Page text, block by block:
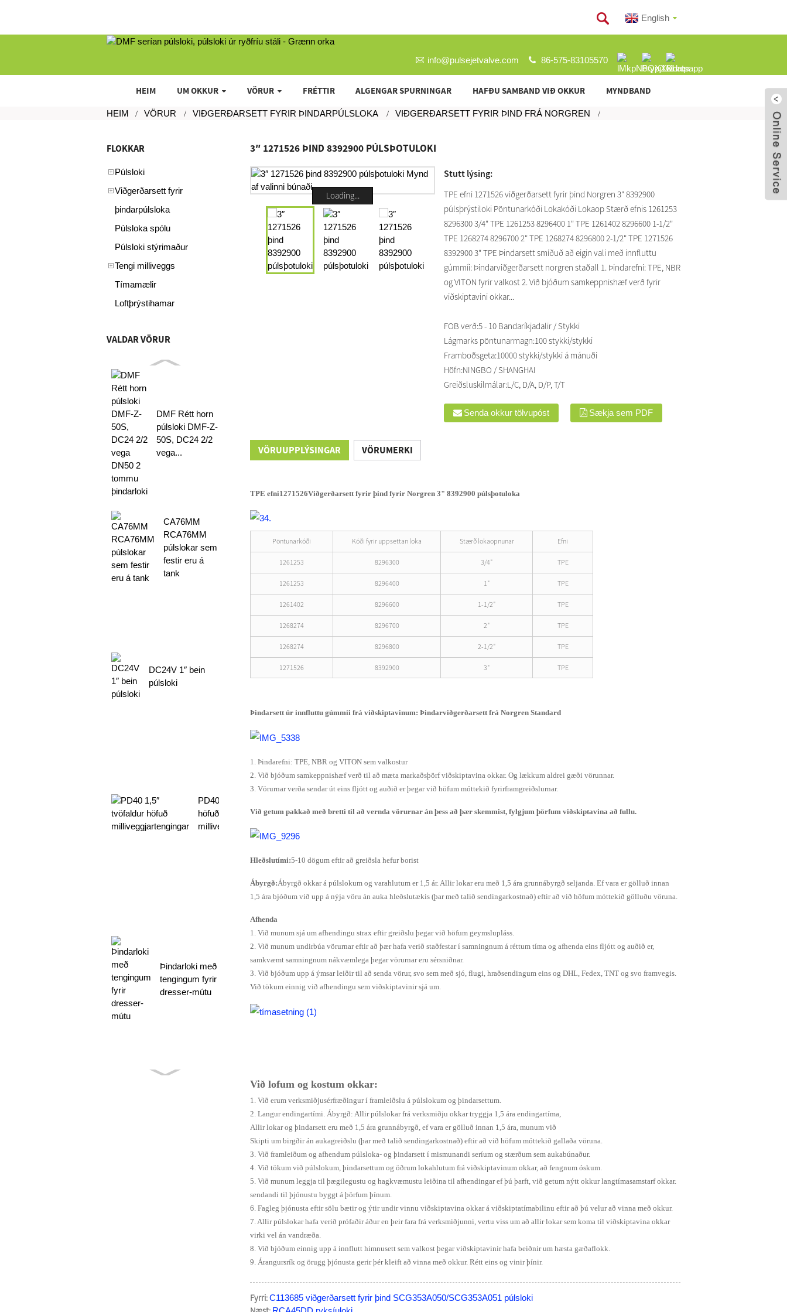
English
info@pulsejetvalve.com 86-575-83105570
HEIM UM OKKUR VÖRUR FRÉTTIR ALGENGAR SPURNINGAR HAFÐU SAMBAND VIÐ OKKUR MYNDBAND
HEIM VÖRUR VIÐGERÐARSETT FYRIR ÞINDARPÚLSLOKA VIÐGERÐARSETT FYRIR ÞIND FRÁ NORGREN
FLOKKAR
Púlsloki
Viðgerðarsett fyrir
þindarpúlsloka
Púlsloka spólu
Púlsloki stýrimaður
Tengi milliveggs
Tímamælir
Loftþrýstihamar
VALDAR VÖRUR
DMF Rétt horn
púlsloki DMF-Z-
50S, DC24 2/2
vega...
CA76MM
RCA76MM
púlslokar sem
festir eru á
tank
DC24V 1″ bein
púlsloki
PD40 1,5″ tvöfaldur
höfuð
milliveggjartengingar
Þindarloki með
tengingum fyrir
dresser-mútu
3″ 1271526 ÞIND 8392900 PÚLSÞOTULOKI
Loading...
Stutt lýsing:
TPE efni 1271526 viðgerðarsett fyrir þind Norgren 3" 8392900
púlsþrýstiloki Pöntunarkóði Lokakóði Lokaop Stærð efnis 1261253
8296300 3/4" TPE 1261253 8296400 1" TPE 1261402 8296600 1-1/2"
TPE 1268274 8296700 2" TPE 1268274 8296800 2-1/2" TPE 1271526
8392900 3" TPE Þindarsett smíðuð að eigin vali með innfluttu
gúmmíi: Þindarviðgerðarsett norgren staðall 1. Þindarefni: TPE, NBR
og VITON fyrir valkost 2. Við bjóðum samkeppnishæf verð fyrir
viðskiptavini okkar...
FOB verð:5 - 10 Bandaríkjadalir / Stykki
Lágmarks pöntunarmagn:100 stykki/stykki
Framboðsgeta:10000 stykki/stykki á mánuði
Höfn:NINGBO / SHANGHAI
Greiðsluskilmálar:L/C, D/A, D/P, T/T
Senda okkur tölvupóst Sækja sem PDF
VÖRUUPPLÝSINGAR VÖRUMERKI
TPE efni1271526Viðgerðarsett fyrir þind fyrir Norgren 3" 8392900 púlsþotuloka
Pöntunarkóði Kóði fyrir uppsettan loka Stærð lokaopnunar Efni
1261253 8296300 3/4" TPE
1261253 8296400 1" TPE
1261402 8296600 1-1/2" TPE
1268274 8296700 2" TPE
1268274 8296800 2-1/2" TPE
1271526 8392900 3" TPE
Þindarsett úr innfluttu gúmmíi frá viðskiptavinum: Þindarviðgerðarsett frá Norgren Standard
1. Þindarefni: TPE, NBR og VITON sem valkostur
2. Við bjóðum samkeppnishæf verð til að mæta markaðsþörf viðskiptavina okkar. Og lækkum aldrei gæði vörunnar.
3. Vörurnar verða sendar út eins fljótt og auðið er þegar við höfum móttekið fyrirframgreiðslurnar.
Við getum pakkað með bretti til að vernda vörurnar án þess að þær skemmist, fylgjum þörfum viðskiptavina að fullu.
Hleðslutími:5-10 dögum eftir að greiðsla hefur borist
Ábyrgð:Ábyrgð okkar á púlslokum og varahlutum er 1,5 ár. Allir lokar eru með 1,5 ára grunnábyrgð seljanda. Ef vara er gölluð innan
1,5 ára bjóðum við upp á nýja vöru án auka hleðslutækis (þar með talið sendingarkostnað) eftir að við höfum móttekið gölluðu vöruna.
Afhenda
1. Við munum sjá um afhendingu strax eftir greiðslu þegar við höfum geymslupláss.
2. Við munum undirbúa vörurnar eftir að þær hafa verið staðfestar í samningnum á réttum tíma og afhenda eins fljótt og auðið er,
samkvæmt samningnum nákvæmlega þegar vörurnar eru sérsniðnar.
3. Við bjóðum upp á ýmsar leiðir til að senda vörur, svo sem með sjó, flugi, hraðsendingum eins og DHL, Fedex, TNT og svo framvegis.
Við tökum einnig við afhendingu sem viðskiptavinir sjá um.
Við lofum og kostum okkar:
1. Við erum verksmiðjusérfræðingur í framleiðslu á púlslokum og þindarsettum.
2. Langur endingartími. Ábyrgð: Allir púlslokar frá verksmiðju okkar tryggja 1,5 ára endingartíma,
Allir lokar og þindarsett eru með 1,5 ára grunnábyrgð, ef vara er gölluð innan 1,5 ára, munum við
Skipti um birgðir án aukagreiðslu (þar með talið sendingarkostnað) eftir að við höfum móttekið gallaða vöruna.
3. Við framleiðum og afhendum púlsloka- og þindarsett í mismunandi seríum og stærðum sem aukabúnaður.
4. Við tökum við púlslokum, þindarsettum og öðrum lokahlutum frá viðskiptavinum okkar, að fengnum óskum.
5. Við munum leggja til þægilegustu og hagkvæmustu leiðina til afhendingar ef þú þarft, við getum nýtt okkur langtímasamstarf okkar.
sendandi til þjónustu byggt á þörfum þínum.
6. Fagleg þjónusta eftir sölu bætir og ýtir undir vinnu viðskiptavina okkar á viðskiptatímabilinu eftir að þú velur að vinna með okkur.
7. Allir púlslokar hafa verið prófaðir áður en þeir fara frá verksmiðjunni, vertu viss um að allir lokar sem koma til viðskiptavina okkar
virki vel án vandræða.
8. Við bjóðum einnig upp á innflutt himnusett sem valkost þegar viðskiptavinir hafa beiðnir um hæsta gæðaflokk.
9. Árangursrík og örugg þjónusta gerir þér kleift að vinna með okkur. Rétt eins og vinir þínir.
Fyrri:C113685 viðgerðarsett fyrir þind SCG353A050/SCG353A051 púlsloki